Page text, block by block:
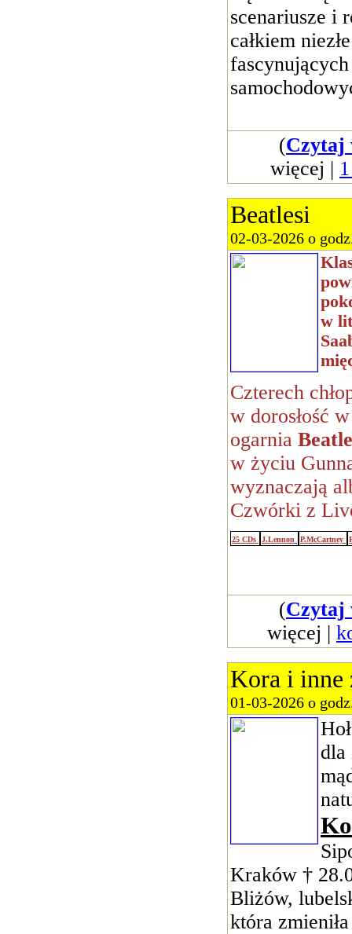
scenariusze i
całkiem
(Czytaj
więcej |
Beatlesi
02-03-2026 o
w
Czterech
w dorosłość
ogarnia
w życiu
wyznaczają
Czwórki z
25 CDs J.Lennon P.McCartney
(Czytaj
więcej |
Kora i inne
01-03-2026 o
dla
Kraków †
Bliżów,
która